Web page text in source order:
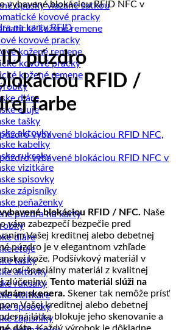
opasky viazané šatkou
kovové pracky
kožené remene
kovové pracky
kožené remene
kovové pracky
kožené remene
diáre
etuje
tašky
aktovky
kabelky
ruksaky
vizitkáre
spisovky
zápisníky
peňaženky
púzdra na karty
diáre
etuje
tašky
aktovky
ruksaky
vizitkáre
spisovky
zápisníky
na karty RFID
púzdro
RFID /
farbe
blokáciou RFID / NFC. Naše
vám zabezpečí bezpečie pred
Vašej kreditnej alebo debetnej
púzdro je v elegantnom vzhľade
kože. Podšívkový materiál v
tvorí špeciálny materiál z kvalitnej
zlúčeniny. Tento materiál slúži na
skenera. Skener tak nemôže prísť
Vašej kreditnej alebo debetnej
látka blokuje jeho skenovanie a